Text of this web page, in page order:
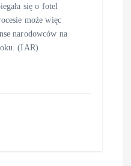
się o fotel
może więc
narodowców na
(IAR)